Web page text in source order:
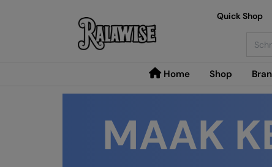
Home Shop
Quick Shop
MAAK